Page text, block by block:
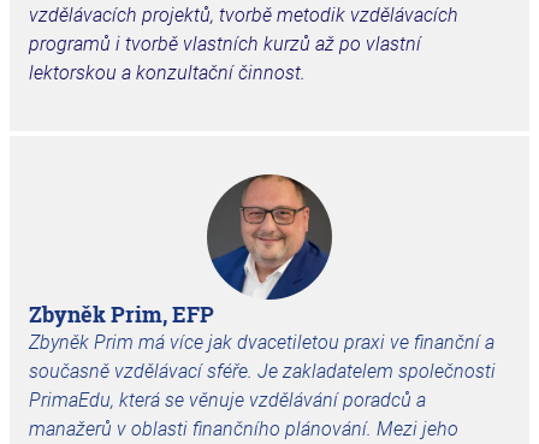
vzdělávacích projektů, tvorbě metodik vzdělávacích
programů i tvorbě vlastních kurzů až po vlastní
lektorskou a konzultační činnost.
Zbyněk Prim, EFP
Zbyněk Prim má více jak dvacetiletou praxi ve finanční a
současně vzdělávací sféře. Je zakladatelem společnosti
PrimaEdu, která se věnuje vzdělávání poradců a
manažerů v oblasti finančního plánování. Mezi jeho